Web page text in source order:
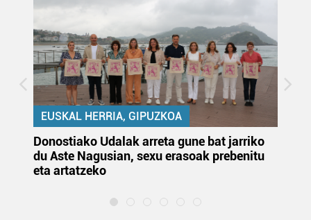
EUSKAL HERRIA, GIPUZKOA
Donostiako Udalak arreta gune bat jarriko
du Aste Nagusian, sexu erasoak prebenitu
eta artatzeko